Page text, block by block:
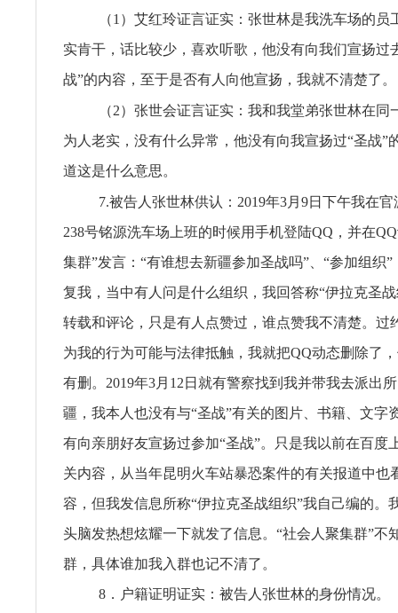
（1）艾红玲证言证实：张世林是我洗车场的员
实肯干，话比较少，喜欢听歌，他没有向我们宣扬过
战”的内容，至于是否有人向他宣扬，我就不清楚了。
（2）张世会证言证实：我和我堂弟张世林在同
为人老实，没有什么异常，他没有向我宣扬过“圣战”
道这是什么意思。
7.被告人张世林供认：2019年3月9日下午我在
238号铭源洗车场上班的时候用手机登陆QQ，并在
集群”发言：“有谁想去新疆参加圣战吗”、“参加组织
复我，当中有人问是什么组织，我回答称“伊拉克圣
转载和评论，只是有人点赞过，谁点赞我不清楚。过
为我的行为可能与法律抵触，我就把QQ动态删除了
有删。2019年3月12日就有警察找到我并带我去派出
疆，我本人也没有与“圣战”有关的图片、书籍、文字
有向亲朋好友宣扬过参加“圣战”。只是我以前在百度
关内容，从当年昆明火车站暴恐案件的有关报道中也
容，但我发信息所称“伊拉克圣战组织”我自己编的。
头脑发热想炫耀一下就发了信息。“社会人聚集群”不
群，具体谁加我入群也记不清了。
8．户籍证明证实：被告人张世林的身份情况。